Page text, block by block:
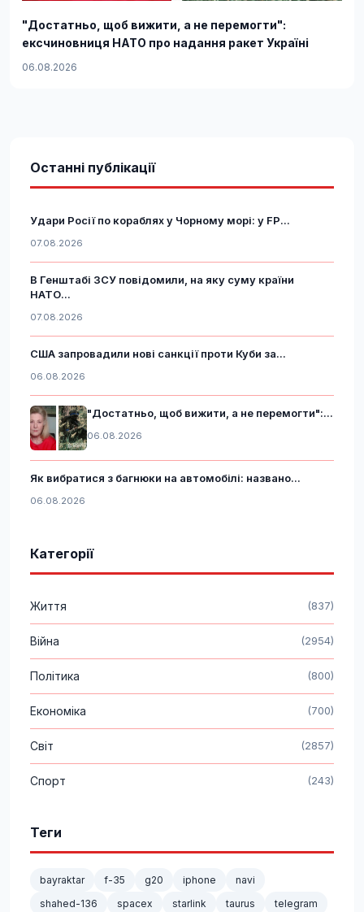
"Достатньо, щоб вижити, а не перемогти":
ексчиновниця НАТО про надання ракет Україні
06.08.2026
Останні публікації
Удари Росії по кораблях у Чорному морі: у FP...
07.08.2026
В Генштабі ЗСУ повідомили, на яку суму країни
НАТО...
07.08.2026
США запровадили нові санкції проти Куби за...
06.08.2026
"Достатньо, щоб вижити, а не перемогти":...
06.08.2026
Як вибратися з багнюки на автомобілі: названо...
06.08.2026
Категорії
Життя (837)
Війна (2954)
Політика (800)
Економіка (700)
Світ (2857)
Спорт (243)
Теги
bayraktar f-35 g20 iphone
navi
shahed-136
spacex starlink taurus
telegram